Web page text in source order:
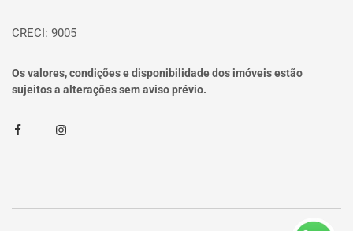
CRECI: 9005
Os valores, condições e disponibilidade dos imóveis estão
sujeitos a alterações sem aviso prévio.
FacebookInstagram